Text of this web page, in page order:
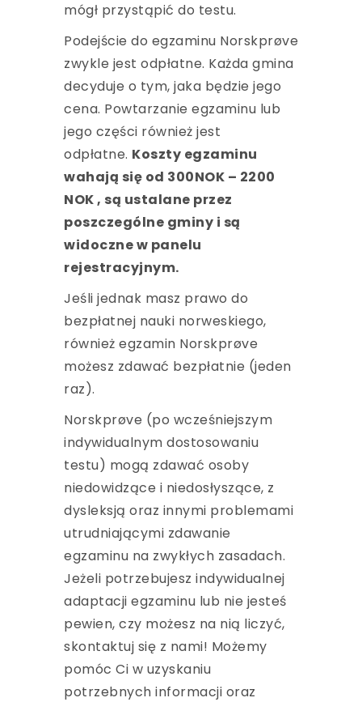
mógł przystąpić do testu.
Podejście do egzaminu Norskprøve
zwykle jest odpłatne. Każda gmina
decyduje o tym, jaka będzie jego
cena. Powtarzanie egzaminu lub
jego części również jest
odpłatne. Koszty egzaminu
wahają się od 300NOK – 2200
NOK , są ustalane przez
poszczególne gminy i są
widoczne w panelu
rejestracyjnym.
Jeśli jednak masz prawo do
bezpłatnej nauki norweskiego,
również egzamin Norskprøve
możesz zdawać bezpłatnie (jeden
raz).
Norskprøve (po wcześniejszym
indywidualnym dostosowaniu
testu) mogą zdawać osoby
niedowidzące i niedosłyszące, z
dysleksją oraz innymi problemami
utrudniającymi zdawanie
egzaminu na zwykłych zasadach.
Jeżeli potrzebujesz indywidualnej
adaptacji egzaminu lub nie jesteś
pewien, czy możesz na nią liczyć,
skontaktuj się z nami! Możemy
pomóc Ci w uzyskaniu
potrzebnych informacji oraz